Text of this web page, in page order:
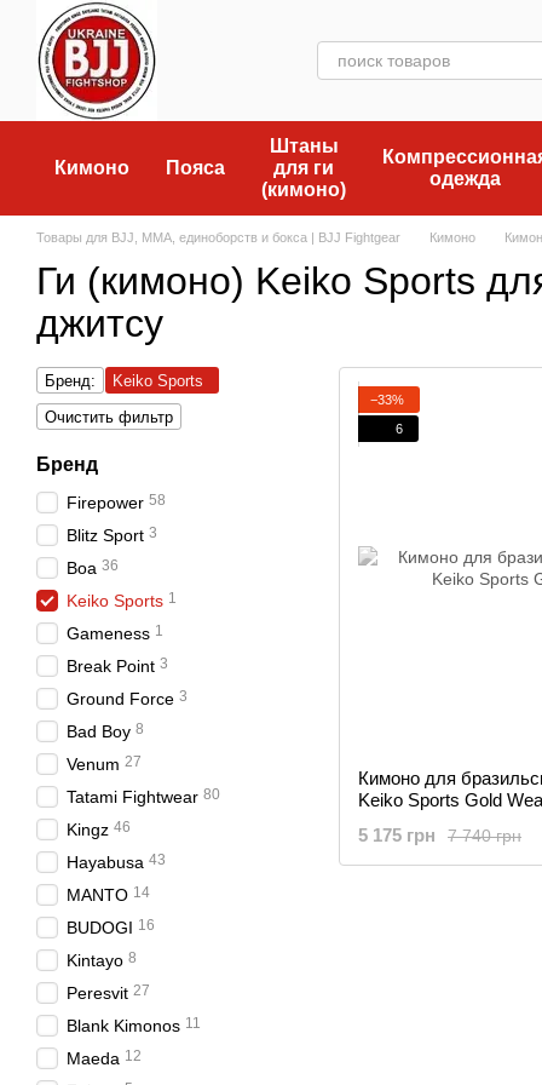
Перейти к основному контенту
Кимоно Пояса
Штаны
для ги
(кимоно)
одежда
Товары для BJJ, MMA, единоборств и бокса | BJJ Fightgear Кимоно
Ги (кимоно) Keiko Sports
джитсу
−33%
6
Кимоно для
Keiko Sports Gold
7 740 грн
5 175 грн
Бренд:
Keiko Sports
Очистить фильтр
Бренд
Firepower 58
Blitz Sport 3
Boa 36
Keiko Sports 1
Gameness 1
Break Point 3
Ground Force 3
Bad Boy 8
Venum 27
Tatami Fightwear 80
Kingz 46
Hayabusa 43
MANTO 14
BUDOGI 16
Kintayo 8
Peresvit 27
Blank Kimonos 11
Maeda 12